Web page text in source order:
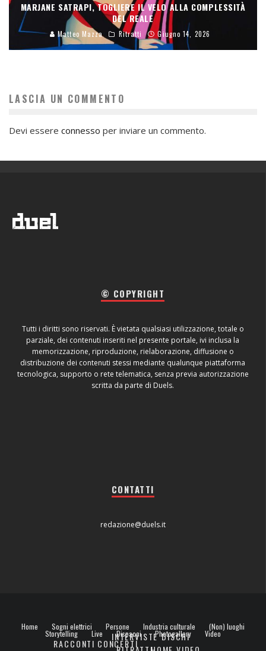
MARJANE SATRAPI, TOGLIERE IL VELO ALLA COMPLESSITÀ
DEL REALE
Matteo Mazza Ritratti Giugno 14, 2026
LASCIA UN COMMENTO
Devi essere connesso per inviare un commento.
© COPYRIGHT
Tutti i diritti sono riservati. È vietata qualsiasi utilizzazione, totale o
parziale, dei contenuti inseriti nel presente portale, ivi inclusa la
memorizzazione, riproduzione, rielaborazione, diffusione o
distribuzione dei contenuti stessi mediante qualunque piattaforma
tecnologica, supporto o rete telematica, senza previa autorizzazione
scritta da parte di Duels.
CONTATTI
redazione@duels.it
Home Sogni elettrici Persone
INTERVISTE
Industria culturale
DISCHI
(Non) luoghi
Storytelling
RACCONTI
Live
CONCERTI
Dispacci Photogallery Video